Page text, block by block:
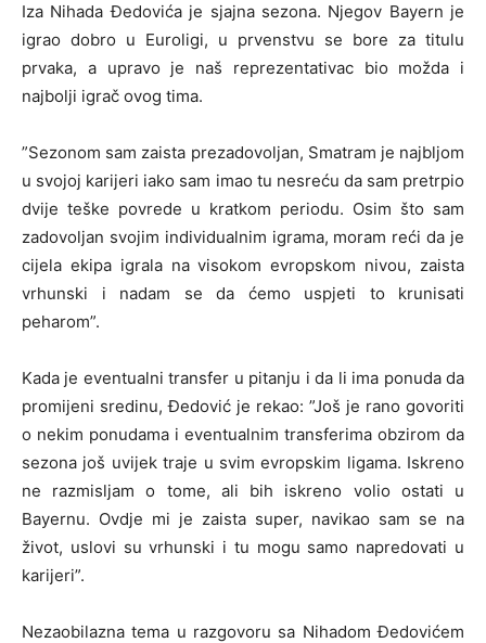
Iza Nihada Đedovića je sjajna sezona. Njegov Bayern je
igrao dobro u Euroligi, u prvenstvu se bore za titulu
prvaka, a upravo je naš reprezentativac bio možda i
najbolji igrač ovog tima.
”Sezonom sam zaista prezadovoljan, Smatram je najbljom
u svojoj karijeri iako sam imao tu nesreću da sam pretrpio
dvije teške povrede u kratkom periodu. Osim što sam
zadovoljan svojim individualnim igrama, moram reći da je
cijela ekipa igrala na visokom evropskom nivou, zaista
vrhunski i nadam se da ćemo uspjeti to krunisati
peharom”.
Kada je eventualni transfer u pitanju i da li ima ponuda da
promijeni sredinu, Đedović je rekao: ”Još je rano govoriti
o nekim ponudama i eventualnim transferima obzirom da
sezona još uvijek traje u svim evropskim ligama. Iskreno
ne razmisljam o tome, ali bih iskreno volio ostati u
Bayernu. Ovdje mi je zaista super, navikao sam se na
život, uslovi su vrhunski i tu mogu samo napredovati u
karijeri”.
Nezaobilazna tema u razgovoru sa Nihadom Đedovićem